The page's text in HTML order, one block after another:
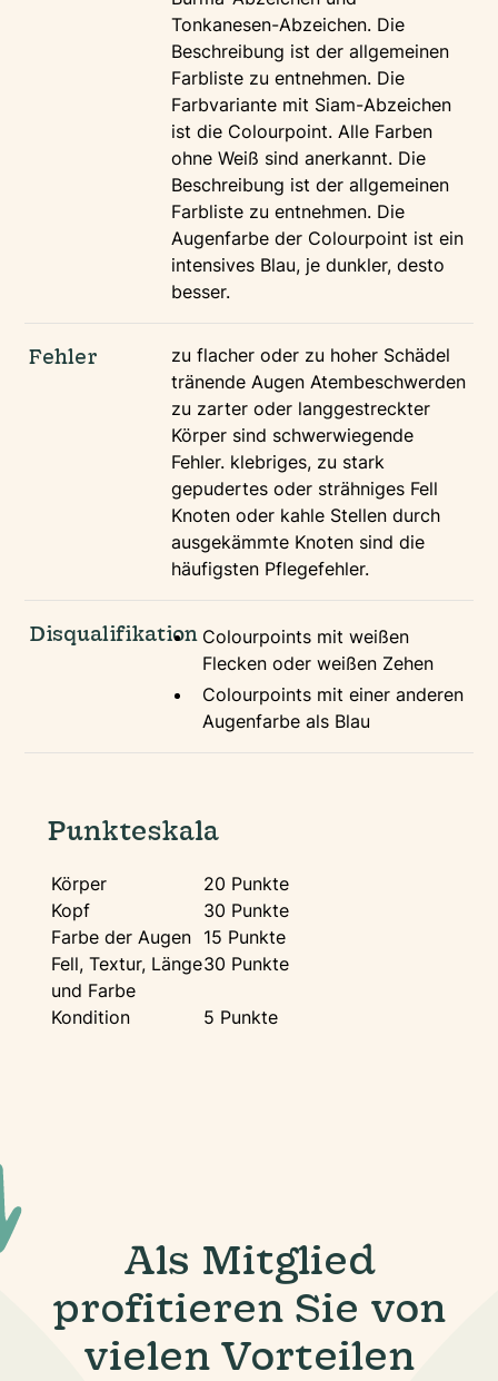
Tonkanesen-Abzeichen. Die
Beschreibung ist der allgemeinen
Farbliste zu entnehmen. Die
Farbvariante mit Siam-Abzeichen
ist die Colourpoint. Alle Farben
ohne Weiß sind anerkannt. Die
Beschreibung ist der allgemeinen
Farbliste zu entnehmen. Die
Augenfarbe der Colourpoint ist ein
intensives Blau, je dunkler, desto
besser.
Fehler
zu flacher oder zu hoher Schädel
tränende Augen Atembeschwerden
zu zarter oder langgestreckter
Körper sind schwerwiegende
Fehler. klebriges, zu stark
gepudertes oder strähniges Fell
Knoten oder kahle Stellen durch
ausgekämmte Knoten sind die
häufigsten Pflegefehler.
Disqualifikation Colourpoints mit weißen
Flecken oder weißen Zehen
Colourpoints mit einer anderen
Augenfarbe als Blau
Punkteskala
Körper
20 Punkte
Kopf
30 Punkte
Farbe der Augen 15 Punkte
Fell, Textur, Länge
und Farbe
30 Punkte
Kondition 5 Punkte
Als Mitglied
profitieren Sie von
vielen Vorteilen